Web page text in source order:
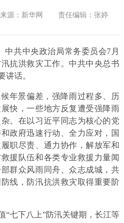
来源：新华网 责任编辑：张婷
共中央政治局常务委员会7月
抗洪救灾工作。中共中央总书
讲话。
年景偏差，强降雨过程多、历
快，一些地方反复遭受强降雨
。在以习近平同志为核心的党
政府迅速行动、全力应对，国
职尽责、通力协作，解放军和
援队伍和各类专业救援力量闻
群众风雨同舟、众志成城，共
线，防汛抗洪救灾取得重要阶
“七下八上”防汛关键期，长江等